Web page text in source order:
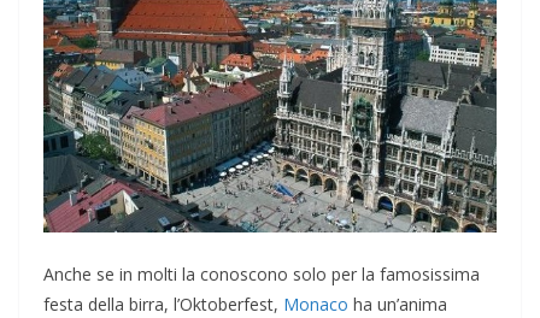
Anche se in molti la conoscono solo per la famosissima
festa della birra, l’Oktoberfest, Monaco ha un’anima